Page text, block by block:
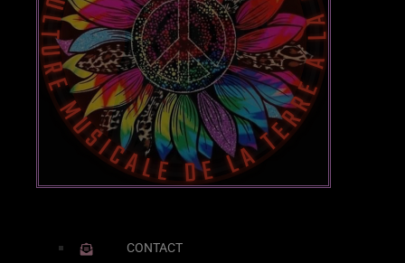
pop electro
Posts
Video stories
World
CONTACT